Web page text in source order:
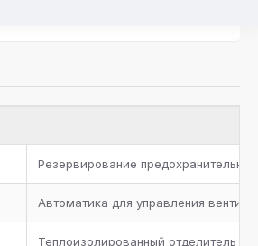
Резервирование
Автоматика для управления
Теплоизолированный отделитель